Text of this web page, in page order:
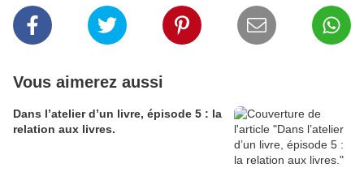
Vous aimerez aussi
Dans l’atelier d’un livre, épisode 5 : la
relation aux livres.